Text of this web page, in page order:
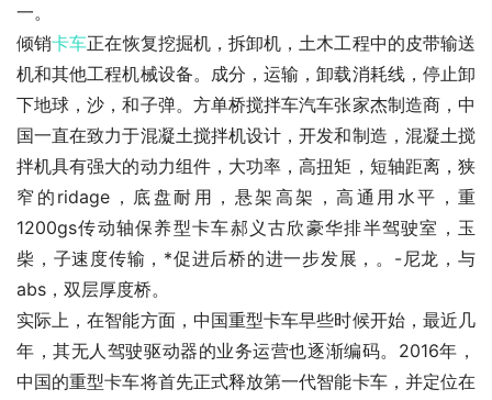
一。
倾销卡车正在恢复挖掘机，拆卸机，土木工程中的皮带输送
机和其他工程机械设备。成分，运输，卸载消耗线，停止卸
下地球，沙，和子弹。方单桥搅拌车汽车张家杰制造商，中
国一直在致力于混凝土搅拌机设计，开发和制造，混凝土搅
拌机具有强大的动力组件，大功率，高扭矩，短轴距离，狭
窄的ridage，底盘耐用，悬架高架，高通用水平，重
1200gs传动轴保养型卡车郝义古欣豪华排半驾驶室，玉
柴，子速度传输，*促进后桥的进一步发展，。-尼龙，与
abs，双层厚度桥。
实际上，在智能方面，中国重型卡车早些时候开始，最近几
年，其无人驾驶驱动器的业务运营也逐渐编码。2016年，
中国的重型卡车将首先正式释放第一代智能卡车，并定位在